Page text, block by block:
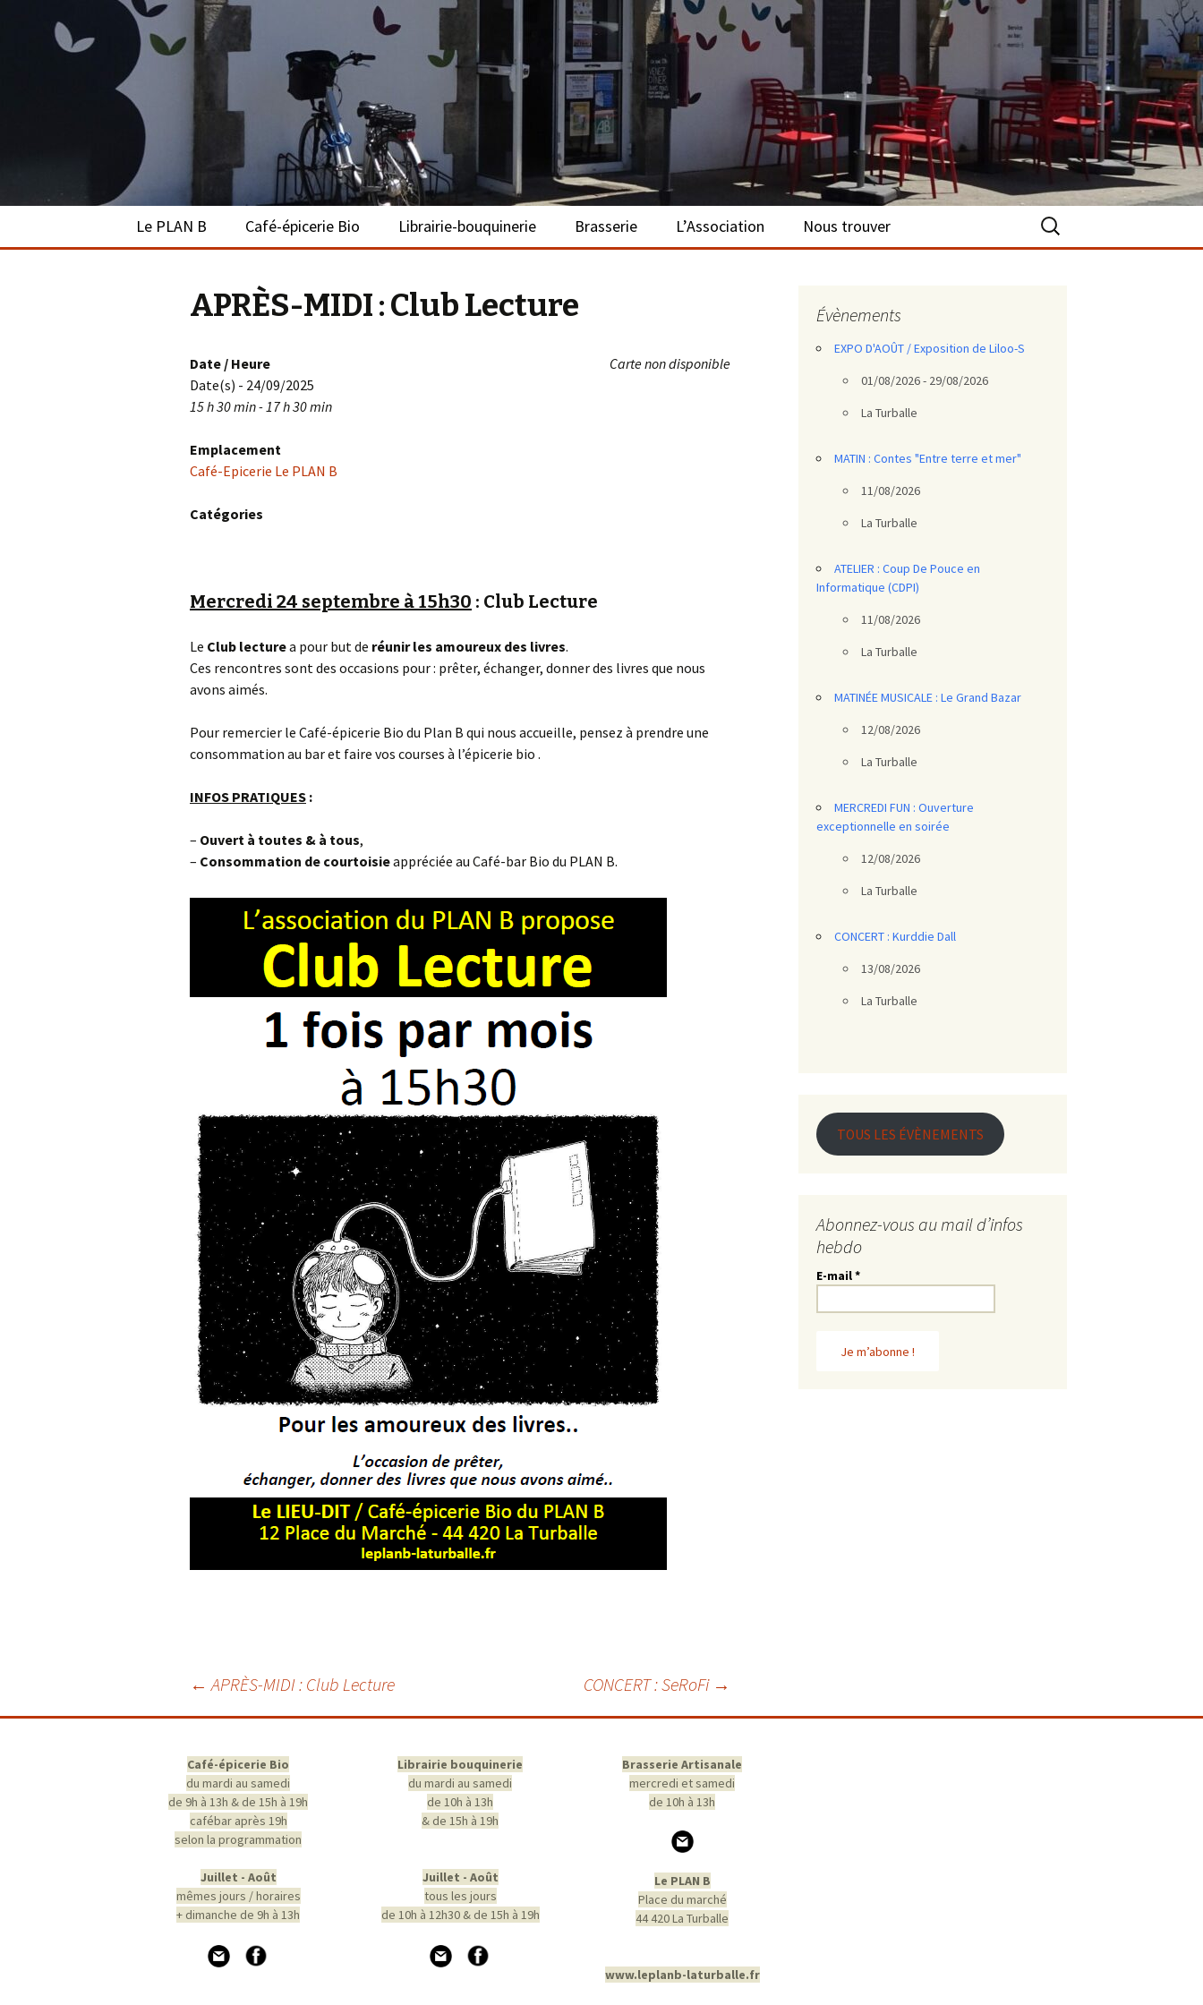
Le PLAN B – La Turballe
Le PLAN B
On parle de nous
Café-épicerie Bio
L’équipe
Le café-bar
Librairie-bouquinerie
Brasserie
L’Association
Nous trouver Rechercher :
APRÈS-MIDI : Club Lecture
Carte non disponible
Date / Heure
Date(s) - 24/09/2025
15 h 30 min - 17 h 30 min
Emplacement
Café-Epicerie Le PLAN B
Catégories
Mercredi 24 septembre à 15h30 : Club Lecture
Le Club lecturea pour but de réunir les amoureux des livres.
Ces rencontres sont des occasions pour : prêter, échanger, donner des livres que nous
avons aimés.
Pour remercier le Café-épicerie Bio du Plan B qui nous accueille, pensez à prendre une
consommation au bar et faire vos courses à l’épicerie bio .
INFOS PRATIQUES :
– Ouvert à toutes & à tous,
– Consommation de courtoisieappréciée au Café-bar Bio du PLAN B.
des
← APRÈS-MIDI : Club Lecture CONCERT : SeRoFi →
Évènements
EXPO D'AOÛT / Exposition de Liloo-S
01/08/2026 - 29/08/2026
La Turballe
MATIN : Contes "Entre terre et mer"
11/08/2026
La Turballe
ATELIER : Coup De Pouce en
Informatique (CDPI)
11/08/2026
La Turballe
MATINÉE MUSICALE : Le Grand Bazar
12/08/2026
La Turballe
MERCREDI FUN : Ouverture
exceptionnelle en soirée
12/08/2026
La Turballe
CONCERT : Kurddie Dall
13/08/2026
La Turballe
TOUS LES ÉVÈNEMENTS
Abonnez-vous au mail d’infos
hebdo
E-mail*
Café-épicerie Bio
du mardi au samedi
de 9h à 13h & de 15h à 19h
cafébar après 19h
selon la programmation
Juillet - Août
mêmes jours / horaires
+ dimanche de 9h à 13h
Librairie bouquinerie
du mardi au samedi
de 10h à 13h
& de 15h à 19h
Juillet - Août
tous les jours
de 10h à 12h30 & de 15h à 19h
Brasserie Artisanale
mercredi et samedi
de 10h à 13h
Le PLAN B
Place du marché
44 420 La Turballe
www.leplanb-laturballe.fr